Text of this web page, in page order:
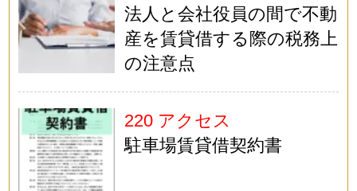
法人と会社役員の間で不動
産を賃貸借する際の税務上
の注意点
220 アクセス
駐車場賃貸借契約書